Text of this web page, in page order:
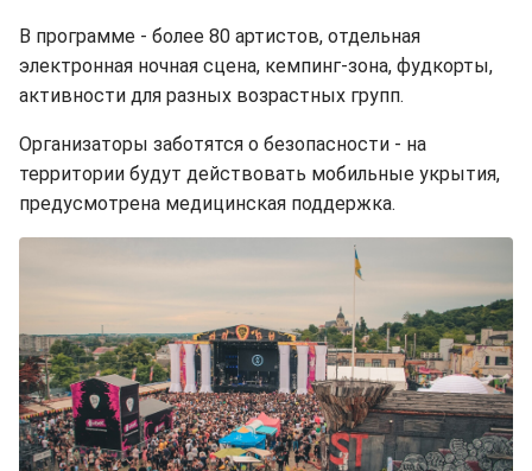
В программе - более 80 артистов, отдельная
электронная ночная сцена, кемпинг-зона, фудкорты,
активности для разных возрастных групп.
Организаторы заботятся о безопасности - на
территории будут действовать мобильные укрытия,
предусмотрена медицинская поддержка.